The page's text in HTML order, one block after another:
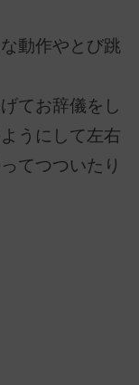
動作やとび跳
てお辞儀をし
うにして左右
てつついたり